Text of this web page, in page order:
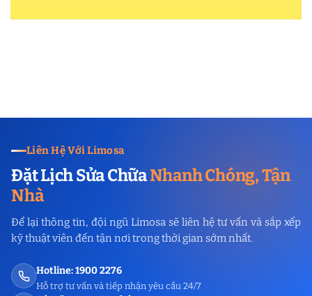
Liên Hệ Với Limosa
Đặt Lịch Sửa ChữaNhanh Chóng, Tận
Nhà
Để lại thông tin, đội ngũ Limosa sẽ liên hệ tư vấn và sắp xếp
kỹ thuật viên đến tận nơi trong thời gian sớm nhất.
Hotline: 1900 2276
Hỗ trợ tư vấn và tiếp nhận yêu cầu 24/7